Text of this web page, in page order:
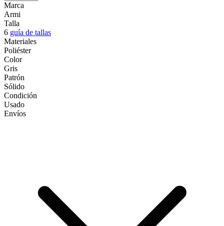
Marca
Armi
Talla
6 guía de tallas
Materiales
Poliéster
Color
Gris
Patrón
Sólido
Condición
Usado
Envíos